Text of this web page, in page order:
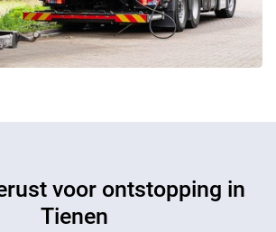
voor ontstopping in
Tienen